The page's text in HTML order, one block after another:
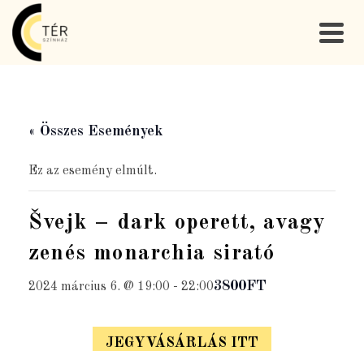
« Összes Események
Ez az esemény elmúlt.
Švejk – dark operett, avagy
zenés monarchia sirató
2024 március 6. @ 19:00 - 22:003800FT
JEGYVÁSÁRLÁS ITT